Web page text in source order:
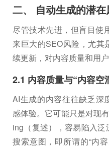
二、 自动生成的潜
尽管技术先进，但盲目使
来巨大的SEO风险，尤其
续更新，对内容质量和用
2.1 内容质量与“内容空
AI生成的内容往往缺乏深
感体验。它可能只是对现
ing（复述），容易陷入
搜索意图，即所谓的“内